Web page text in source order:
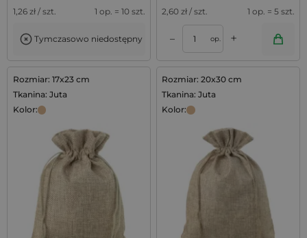
1,26 zł / szt. 1 op. = 10 szt.
Tymczasowo niedostępny
2,60 zł / szt. 1 op. = 5 szt.
– op. +
Rozmiar: 17x23 cm
Tkanina: Juta
Kolor:
Rozmiar: 20x30 cm
Tkanina: Juta
Kolor: